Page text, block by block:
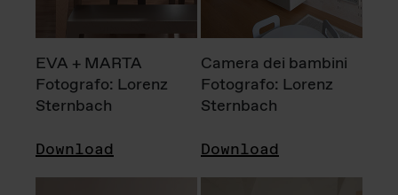
EVA + MARTA
Fotografo: Lorenz
Sternbach
Download
Camera dei bambini
Fotografo: Lorenz
Sternbach
Download